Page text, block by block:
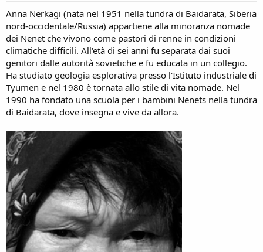
Anna Nerkagi (nata nel 1951 nella tundra di Baidarata, Siberia
nord-occidentale/Russia) appartiene alla minoranza nomade
dei Nenet che vivono come pastori di renne in condizioni
climatiche difficili. All'età di sei anni fu separata dai suoi
genitori dalle autorità sovietiche e fu educata in un collegio.
Ha studiato geologia esplorativa presso l'Istituto industriale di
Tyumen e nel 1980 è tornata allo stile di vita nomade. Nel
1990 ha fondato una scuola per i bambini Nenets nella tundra
di Baidarata, dove insegna e vive da allora.